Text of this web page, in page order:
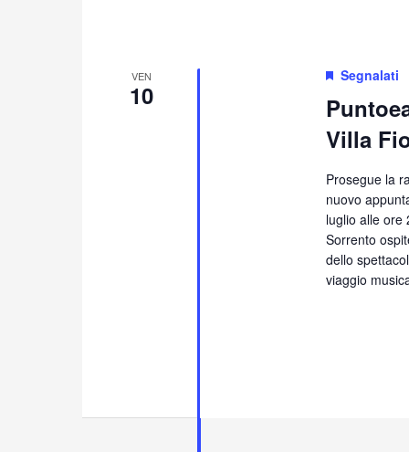
VEN
10
Villa
Segnalati
Prosegue la
nuovo
luglio alle ore
Sorrento
dello
viaggio